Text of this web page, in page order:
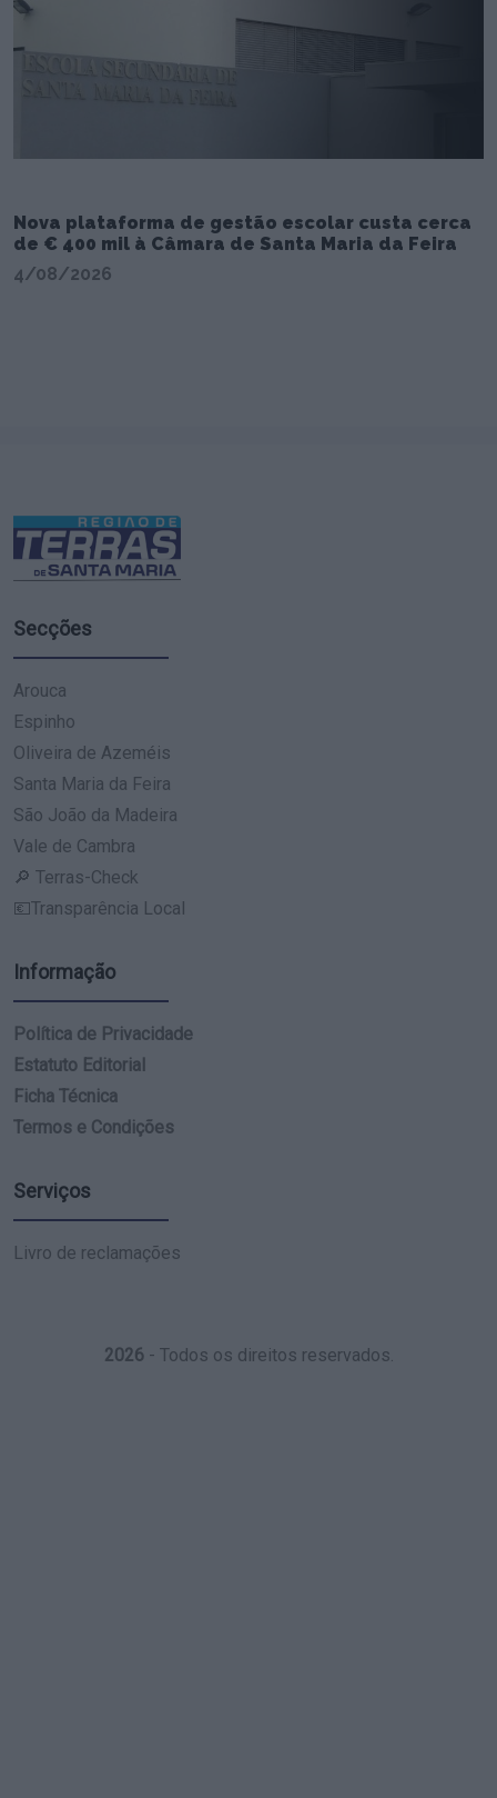
Nova plataforma de gestão escolar custa cerca
de € 400 mil à Câmara de Santa Maria da Feira
4/08/2026
Secções
Arouca
Espinho
Oliveira de Azeméis
Santa Maria da Feira
São João da Madeira
Vale de Cambra
🔎 Terras-Check
💶Transparência Local
Informação
Política de Privacidade
Estatuto Editorial
Ficha Técnica
Termos e Condições
Serviços
Livro de reclamações
2026- Todos os direitos reservados.